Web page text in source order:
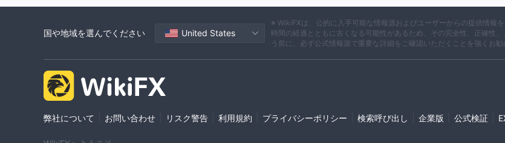
は、ブローカーの価格設定モデルと使用されてい
関する最も正確かつ最新の情報については、公式ウ
す。
ォーム、取引アプリ、高度なプラットフォー
国や地域を選んでください United States
※ WikiFXは、公的に入手可能な情報源およびユーザーからの提供情報
時間の経過とともに古くなる可能性があるため、その完全性、正確性
う前に、必ず公式情報源で重要な詳細をご確認いただくことを強くお勧
弊社について お問い合わせ リスク警告 利用規約 プライバシーポリシー 検索呼び出し 企業版 公式検証